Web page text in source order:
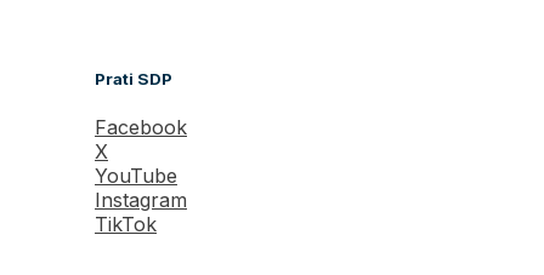
Prati SDP
Facebook
X
YouTube
Instagram
TikTok